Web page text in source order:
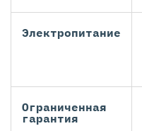
Электропитание
Ограниченная
гарантия